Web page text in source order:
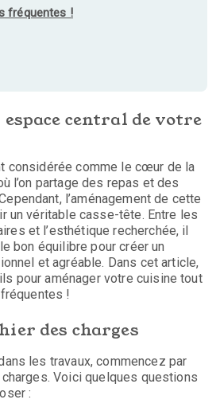
fréquentes !
central de votre
considérée comme le cœur de la
l’on partage des repas et des
l’aménagement de cette
un véritable casse-tête. Entre les
et l’esthétique recherchée, il
bon équilibre pour créer un
et agréable. Dans cet article,
pour aménager votre cuisine tout
!
des charges
les travaux, commencez par
Voici quelques questions
: